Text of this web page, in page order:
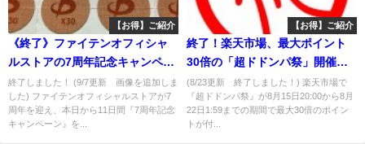
【お得】ご紹介
《終了》ファイテンオフィシャ
ルストアの7周年記念キャンペー
ンが実施中ですよ
終了しました！ (9/7更新 画像を追加しま
した) ファイテンオフィシャルストアが7
周年を迎え、本日から11日間『7周年記念
キャンペーン』を...
【お得】ご紹介
終了！楽天市場、最大ポイント
30倍の「超ドドンパ祭」開催
中！
(8/23更新 終了しました！) 楽天市場で
『超ドドンパ祭』が8月15日20:00から8月
22日1:59までの期間で最大30倍のポイン
トが付...